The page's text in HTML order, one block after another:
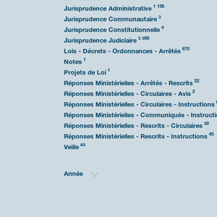
Jurisprudence Administrative 1 156
Jurisprudence Communautaire 3
Jurisprudence Constitutionnelle 4
Jurisprudence Judiciaire 3 356
Lois - Décrets - Ordonnances - Arrêtés 670
Notes 1
Projets de Loi 1
Réponses Ministérielles - Arrêtés - Rescrits 22
Réponses Ministérielles - Circulaires - Avis 2
Réponses Ministérielles - Circulaires - Instructions
Réponses Ministérielles - Communiqués -
Réponses Ministérielles - Rescrits - Circulaires 39
Réponses Ministérielles - Rescrits - Instructions 45
Veille 83